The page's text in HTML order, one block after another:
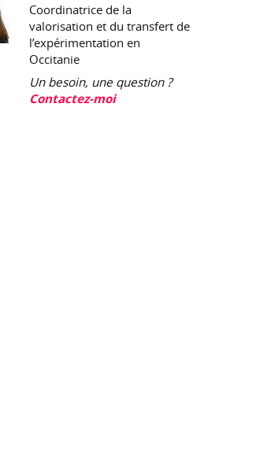
Coordinatrice de la
valorisation et du transfert de
l’expérimentation en
Occitanie
Un besoin, une question ?
Contactez-moi